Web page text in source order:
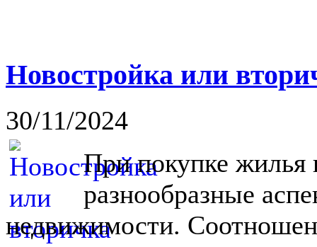
Новостройка или
30/11/2024
При покупке жилья
разнообразные
недвижимости.